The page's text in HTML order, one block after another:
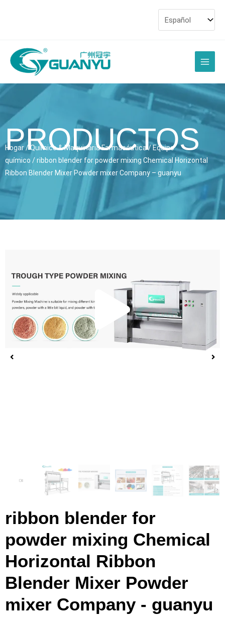
Menú
PRODUCTOS
Hogar/ Químico & Maquinaria Farmacéutica /Equipo
químico /ribbon blender for powder mixing Chemical Horizontal
Ribbon Blender Mixer Powder mixer Company – guanyu
el
ribbon blender for
powder mixing Chemical
Horizontal Ribbon
Blender Mixer Powder
mixer Company- guanyu